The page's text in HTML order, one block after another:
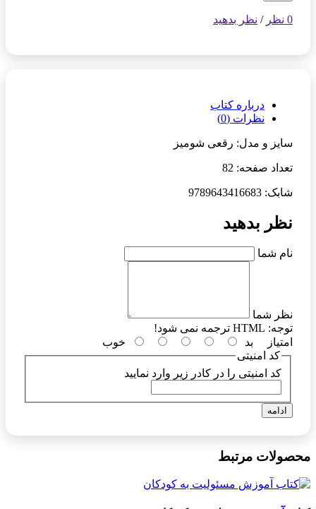
0 نظر / نظر بدهید
درباره کتاب
نظرات (0)
سایز و مدل: رقعی شومیز
تعداد صفحه: 82
شابک: 9789643416683
نظر بدهید
نام شما
نظر شما
توجه:
امتیاز
بد
خوب
کد امنیتی
کد امنیتی را در کادر زیر وارد نمایید
ادامه
محصولات مرتبط